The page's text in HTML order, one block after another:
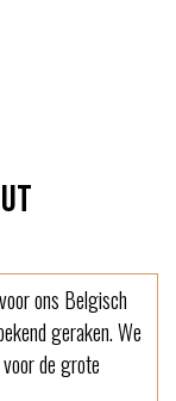
ons Belgisch
geraken. We
de grote